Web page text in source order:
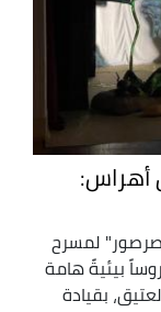
لمسرح
بيئيةً هامة
بقيادة